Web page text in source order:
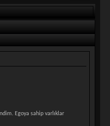
Egoya sahip varlıklar